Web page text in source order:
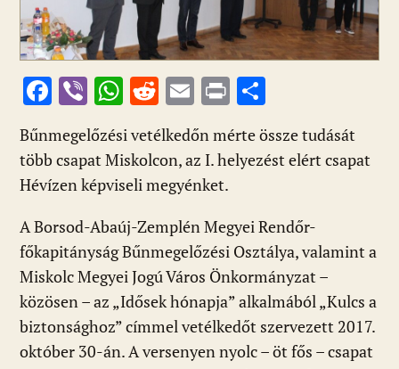
F
e
b
o
k
Vi
b
er
W
h
at
s
p
p
R
e
d
di
t
E
m
ai
l
Pr
in
t
ss
za
m
g
Bűnmegelőzési vetélkedőn mérte össze tudását
több csapat Miskolcon, az I. helyezést elért csapat
Hévízen képviseli megyénket.
A Borsod-Abaúj-Zemplén Megyei Rendőr-
főkapitányság Bűnmegelőzési Osztálya, valamint a
Miskolc Megyei Jogú Város Önkormányzat –
közösen – az „Idősek hónapja” alkalmából „Kulcs a
biztonsághoz” címmel vetélkedőt szervezett 2017.
október 30-án. A versenyen nyolc – öt fős – csapat